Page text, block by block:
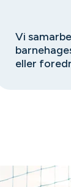
Vi
eller